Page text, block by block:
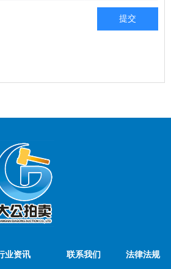
提交
业资讯 联系我们 法律法规